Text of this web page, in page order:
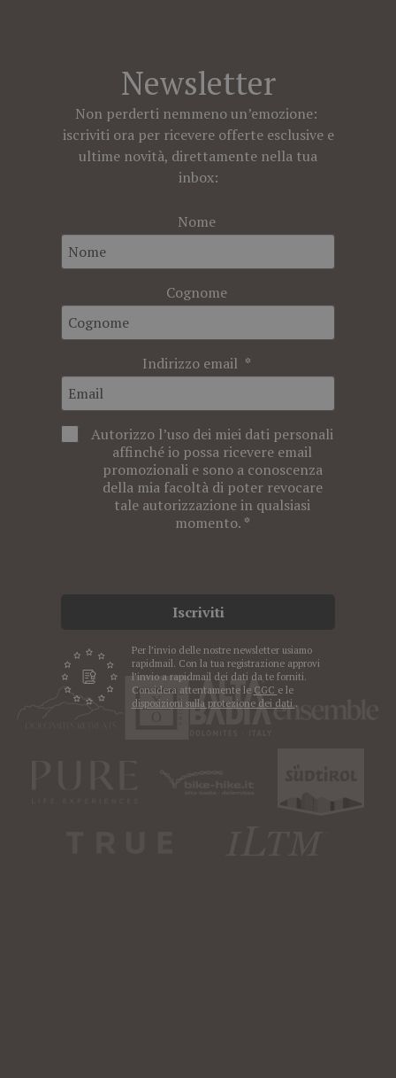
Newsletter
Non perderti nemmeno un’emozione:
iscriviti ora per ricevere offerte esclusive e
ultime novità, direttamente nella tua
inbox:
Nome
Cognome
Indirizzo email
Autorizzo l’uso dei miei dati personali
affinché io possa ricevere email
promozionali e sono a conoscenza
della mia facoltà di poter revocare
tale autorizzazione in qualsiasi
momento.
Iscriviti
Per l’invio delle nostre newsletter usiamo
rapidmail. Con la tua registrazione approvi
l’invio a rapidmail dei dati da te forniti.
Considera attentamente le CGC e le
disposizioni sulla protezione dei dati .